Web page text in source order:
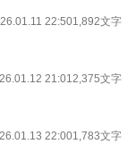
22:501,892文字
21:012,375文字
22:001,783文字